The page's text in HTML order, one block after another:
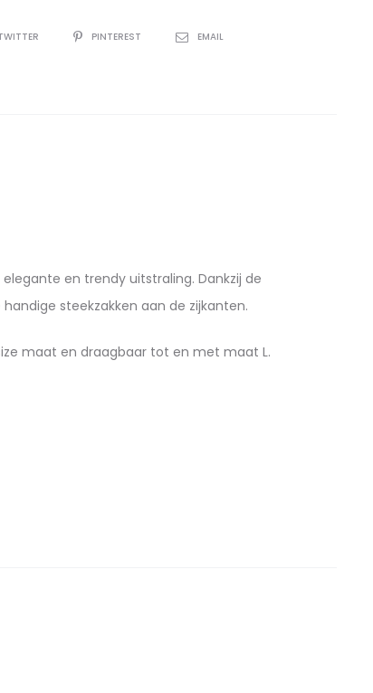
PINTEREST EMAIL
en trendy uitstraling. Dankzij de
steekzakken aan de zijkanten.
maat en draagbaar tot en met maat L.